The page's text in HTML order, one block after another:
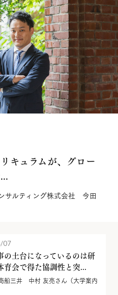
キュラムが、グロー
サルティング株式会社 今田
07
の土台になっているのは研
育会で得た協調性と突...
船三井 中村 友亮さん（大学案内